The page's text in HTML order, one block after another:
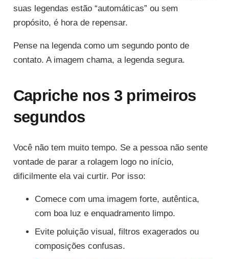
suas legendas estão “automáticas” ou sem
propósito, é hora de repensar.
Pense na legenda como um segundo ponto de
contato. A imagem chama, a legenda segura.
Capriche nos 3 primeiros
segundos
Você não tem muito tempo. Se a pessoa não sente
vontade de parar a rolagem logo no início,
dificilmente ela vai curtir. Por isso:
Comece com uma imagem forte, autêntica,
com boa luz e enquadramento limpo.
Evite poluição visual, filtros exagerados ou
composições confusas.